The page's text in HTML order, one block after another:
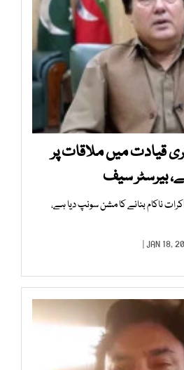
قیادت میں ملاقات پر
بیرسٹر سیف
ناکام بنانے کا مشن سونپ دیا ہے،